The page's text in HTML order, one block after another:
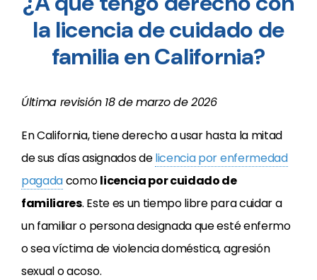
la licencia de cuidado de
familia en California?
Última revisión 18 de marzo de 2026
En California, tiene derecho a usar hasta la mitad
de sus días asignados delicencia por enfermedad
pagadacomolicencia por cuidado de
familiares. Este es un tiempo libre para cuidar a
un familiar o persona designada que esté enfermo
o sea víctima de violencia doméstica, agresión
sexual o acoso.